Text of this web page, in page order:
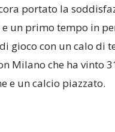
portato la
un primo tempo in
gioco con un calo di
Milano che ha vinto
e un calcio piazzato.